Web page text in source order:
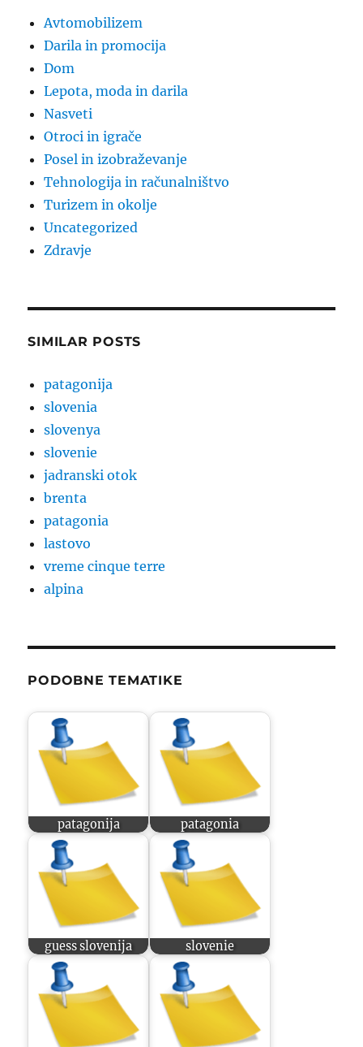
Avtomobilizem
Darila in promocija
Dom
Lepota, moda in darila
Nasveti
Otroci in igrače
Posel in izobraževanje
Tehnologija in računalništvo
Turizem in okolje
Uncategorized
Zdravje
SIMILAR POSTS
patagonija
slovenia
slovenya
slovenie
jadranski otok
brenta
patagonia
lastovo
vreme cinque terre
alpina
PODOBNE TEMATIKE
patagonija patagonia
guess slovenija slovenie